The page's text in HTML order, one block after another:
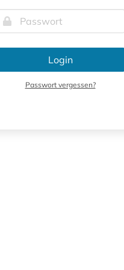
Login
Passwort vergessen?